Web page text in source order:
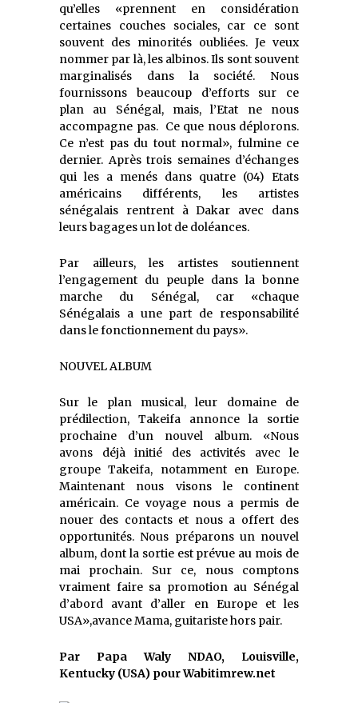
qu’elles «prennent en considération
certaines couches sociales, car ce sont
souvent des minorités oubliées. Je veux
nommer par là, les albinos. Ils sont souvent
marginalisés dans la société. Nous
fournissons beaucoup d’efforts sur ce
plan au Sénégal, mais, l’Etat ne nous
accompagne pas. Ce que nousdéplorons.
Ce n’est pas du tout normal», fulmine ce
dernier. Après trois semaines d’échanges
qui les a menés dans quatre (04) Etats
américains différents, les artistes
sénégalais rentrent à Dakar avec dans
leurs bagages un lot de doléances.
Par ailleurs, les artistes soutiennent
l’engagement du peuple dans la bonne
marche du Sénégal, car «chaque
Sénégalais aune part de responsabilité
dans le fonctionnement du pays».
NOUVEL ALBUM
Sur le plan musical, leur domaine de
prédilection, Takeifa annonce la sortie
prochaine d’un nouvel album. «Nous
avons déjà initié des activités avec le
groupe Takeifa, notamment en Europe.
Maintenant nous visons le continent
américain. Ce voyage nous a permis de
nouer des contacts et nous a offertdes
opportunités. Nous préparons un nouvel
album, dont la sortie est prévue au mois de
mai prochain. Sur ce, nous comptons
vraiment faire sa promotion au Sénégal
d’abord avant d’aller en Europe et les
USA»,avance Mama, guitaristehors pair.
Par Papa Waly NDAO, Louisville,
Kentucky (USA) pour Wabitimrew.net